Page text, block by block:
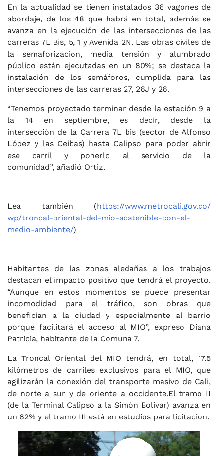
En la actualidad se tienen instalados 36 vagones de
abordaje, de los 48 que habrá en total, además se
avanza en la ejecución de las intersecciones de las
carreras 7L Bis, 5, 1 y Avenida 2N. Las obras civiles de
la semaforización, media tensión y alumbrado
público están ejecutadas en un 80%; se destaca la
instalación de los semáforos, cumplida para las
intersecciones de las carreras 27, 26J y 26.
“Tenemos proyectado terminar desde la estación 9 a
la 14 en septiembre, es decir, desde la
intersección de la Carrera 7L bis (sector de Alfonso
López y las Ceibas) hasta Calipso para poder abrir
ese carril y ponerlo al servicio de la
comunidad”, añadió Ortiz.
Lea también (https://www.metrocali.gov.co/
wp/troncal-oriental-del-mio-sostenible-con-el-
medio-ambiente/)
Habitantes de las zonas aledañas a los trabajos
destacan el impacto positivo que tendrá el proyecto.
“Aunque en estos momentos se puede presentar
incomodidad para el tráfico, son obras que
benefician a la ciudad y especialmente al barrio
porque facilitará el acceso al MIO”, expresó Diana
Patricia, habitante de la Comuna 7.
La Troncal Oriental del MIO tendrá, en total, 17.5
kilómetros de carriles exclusivos para el MIO, que
agilizarán la conexión del transporte masivo de Cali,
de norte a sur y de oriente a occidente.El tramo II
(de la Terminal Calipso a la Simón Bolívar) avanza en
un 82% y el tramo III está en estudios para licitación.